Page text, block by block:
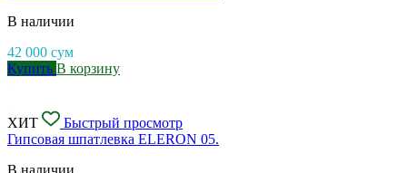
В наличии
42 000 сум
Купить В корзину
ХИТ
Быстрый просмотр
Гипсовая шпатлевка ELERON 05.
В наличии